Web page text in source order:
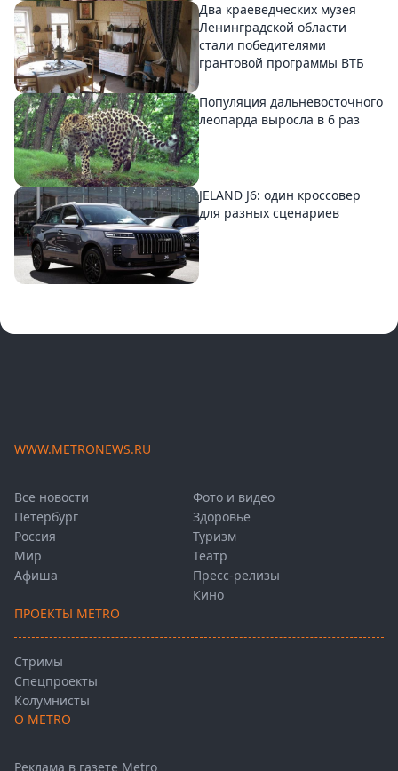
Два краеведческих музея
Ленинградской области
стали победителями
грантовой программы ВТБ
Популяция дальневосточного
леопарда выросла в 6 раз
JELAND J6: один кроссовер
для разных сценариев
WWW.METRONEWS.RU
Все новости
Петербург
Россия
Мир
Афиша
Фото и видео
Здоровье
Туризм
Театр
Пресс-релизы
Кино
ПРОЕКТЫ METRO
Стримы
Спецпроекты
Колумнисты
О METRO
Реклама в газете Metro